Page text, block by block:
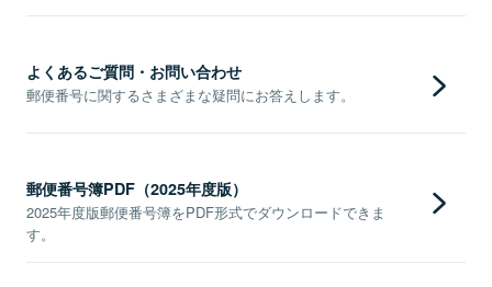
よくあるご質問・お問い合わせ
郵便番号に関するさまざまな疑問にお答えします。
郵便番号簿PDF（2025年度版）
2025年度版郵便番号簿をPDF形式でダウンロードできま
す。